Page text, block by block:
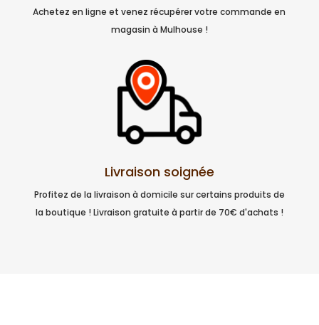
Achetez en ligne et venez récupérer votre commande en
magasin à Mulhouse !
Livraison soignée
Profitez de la livraison à domicile sur certains produits de
la boutique ! Livraison gratuite à partir de 70€ d'achats !